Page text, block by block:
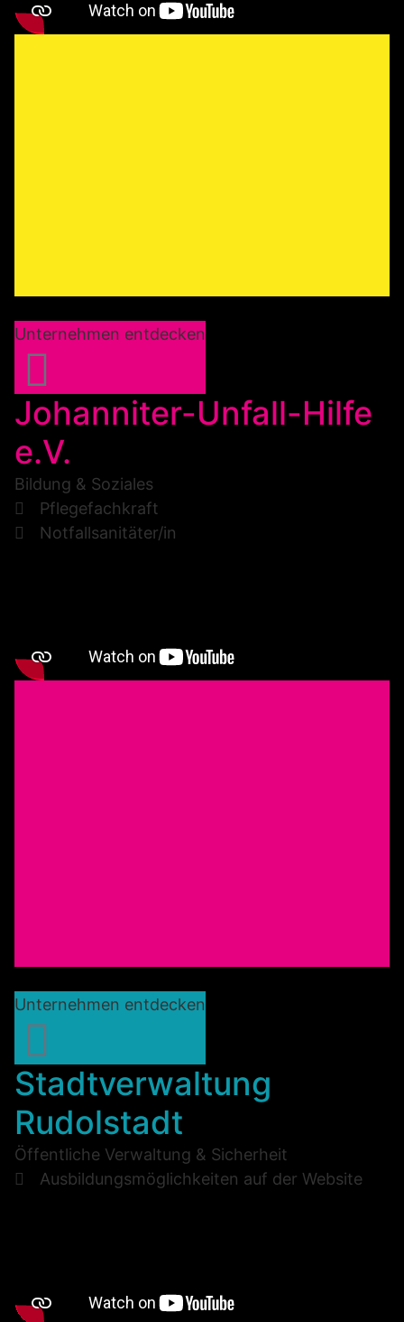
Unternehmen entdecken
Johanniter-Unfall-Hilfe
e.V.
Bildung & Soziales
Pflegefachkraft
Notfallsanitäter/in
Unternehmen entdecken
Stadtverwaltung
Rudolstadt
Öffentliche Verwaltung & Sicherheit
Ausbildungsmöglichkeiten auf der Website